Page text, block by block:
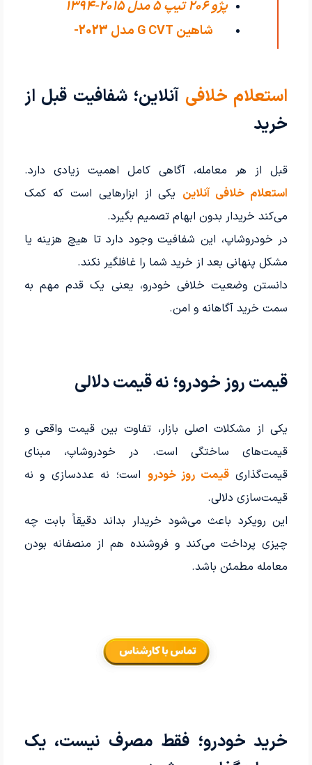
اکسلنت مدل
پژو 206 تیپ ۵ مدل 2015-1394
شاهین G CVT مدل 2023-
استعلام خلافی آنلاین؛ شفافیت قبل از
خرید
قبل از هر معامله، آگاهی کامل اهمیت زیادی دارد.
استعلام خلافی آنلاین یکی از ابزارهایی است که کمک
می‌کند خریدار بدون ابهام تصمیم بگیرد.
در خودروشاپ، این شفافیت وجود دارد تا هیچ هزینه یا
مشکل پنهانی بعد از خرید شما را غافلگیر نکند.
دانستن وضعیت خلافی خودرو، یعنی یک قدم مهم به
سمت خرید آگاهانه و امن.
قیمت روز خودرو؛ نه قیمت دلالی
یکی از مشکلات اصلی بازار، تفاوت بین قیمت واقعی و
قیمت‌های ساختگی است. در خودروشاپ، مبنای
قیمت‌گذاریقیمت روز خودرو است؛ نه عددسازی و نه
قیمت‌سازی دلالی.
این رویکرد باعث می‌شود خریدار بداند دقیقاً بابت چه
چیزی پرداخت می‌کند و فروشنده هم از منصفانه بودن
معامله مطمئن باشد.
خرید خودرو؛ فقط مصرف نیست، یک